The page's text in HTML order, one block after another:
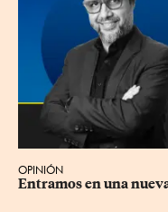
OPINIÓN
Entramos en una